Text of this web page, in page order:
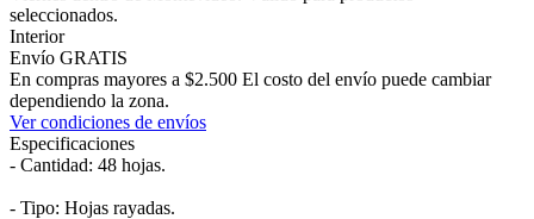
seleccionados.
Interior
Envío GRATIS
En compras mayores a $2.500 El costo del envío puede cambiar
dependiendo la zona.
Ver condiciones de envíos
Especificaciones
- Cantidad: 48 hojas.
- Tipo: Hojas rayadas.